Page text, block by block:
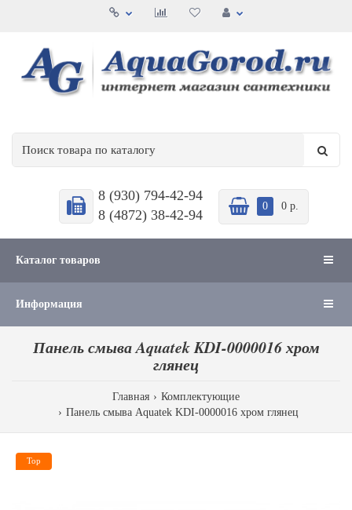
8 (930) 794-42-94
8 (4872) 38-42-94
0 0 р.
Каталог товаров
Информация
Панель смыва Aquatek KDI-0000016 хром
глянец
Главная
Комплектующие
Панель смыва Aquatek KDI-0000016 хром глянец
Top